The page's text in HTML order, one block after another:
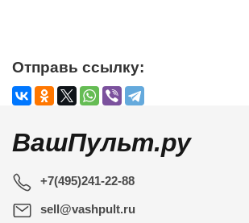
Отправь ссылку:
ВашПульт.ру
+7(495)241-22-88
sell@vashpult.ru